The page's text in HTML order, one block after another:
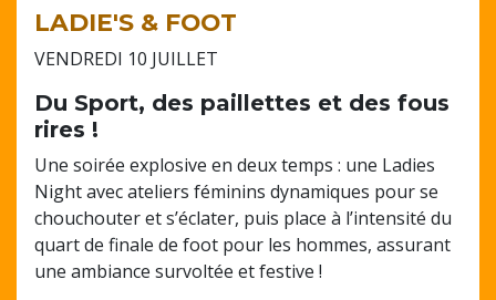
LADIE'S & FOOT
VENDREDI 10 JUILLET
Du Sport, des paillettes et des fous
rires !
Une soirée explosive en deux temps : une Ladies
Night avec ateliers féminins dynamiques pour se
chouchouter et s’éclater, puis place à l’intensité du
quart de finale de foot pour les hommes, assurant
une ambiance survoltée et festive !